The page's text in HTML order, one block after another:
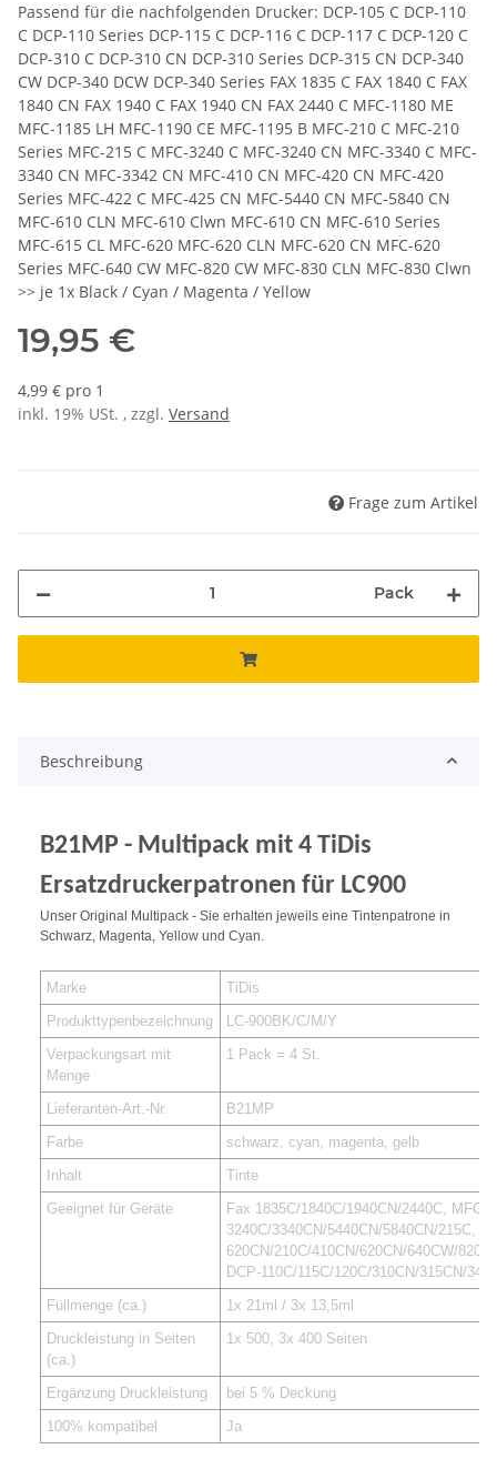
Passend für die nachfolgenden Drucker: DCP-105 C DCP-110
C DCP-110 Series DCP-115 C DCP-116 C DCP-117 C DCP-120 C
DCP-310 C DCP-310 CN DCP-310 Series DCP-315 CN DCP-340
CW DCP-340 DCW DCP-340 Series FAX 1835 C FAX 1840 C FAX
1840 CN FAX 1940 C FAX 1940 CN FAX 2440 C MFC-1180 ME
MFC-1185 LH MFC-1190 CE MFC-1195 B MFC-210 C MFC-210
Series MFC-215 C MFC-3240 C MFC-3240 CN MFC-3340 C MFC-
3340 CN MFC-3342 CN MFC-410 CN MFC-420 CN MFC-420
Series MFC-422 C MFC-425 CN MFC-5440 CN MFC-5840 CN
MFC-610 CLN MFC-610 Clwn MFC-610 CN MFC-610 Series
MFC-615 CL MFC-620 MFC-620 CLN MFC-620 CN MFC-620
Series MFC-640 CW MFC-820 CW MFC-830 CLN MFC-830 Clwn
>> je 1x Black / Cyan / Magenta / Yellow
19,95 €
4,99 € pro 1
inkl. 19% USt. , zzgl. Versand
Frage zum Artikel
Pack
Beschreibung
B21MP - Multipack mit 4 TiDis
Ersatzdruckerpatronen für LC900
Unser Original Multipack - Sie erhalten jeweils eine Tintenpatrone in
Schwarz, Magenta, Yellow und Cyan.
Marke
TiDis
Produkttypenbezeichnung
LC-900BK/C/M/Y
Verpackungsart mit
Menge
1 Pack = 4 St.
Lieferanten-Art.-Nr.
B21MP
Farbe
schwarz, cyan, magenta, gelb
Inhalt
Tinte
Geeignet für Geräte
Fax 1835C/1840C/1940CN/2440C, MFC-
3240C/3340CN/5440CN/5840CN/215C,
620CN/210C/410CN/620CN/640CW/
DCP-110C/115C/120C/310CN/315CN/340
Füllmenge (ca.)
1x 21ml / 3x 13,5ml
Druckleistung in Seiten
(ca.)
1x 500, 3x 400 Seiten
Ergänzung Druckleistung
bei 5 % Deckung
100% kompatibel
Ja